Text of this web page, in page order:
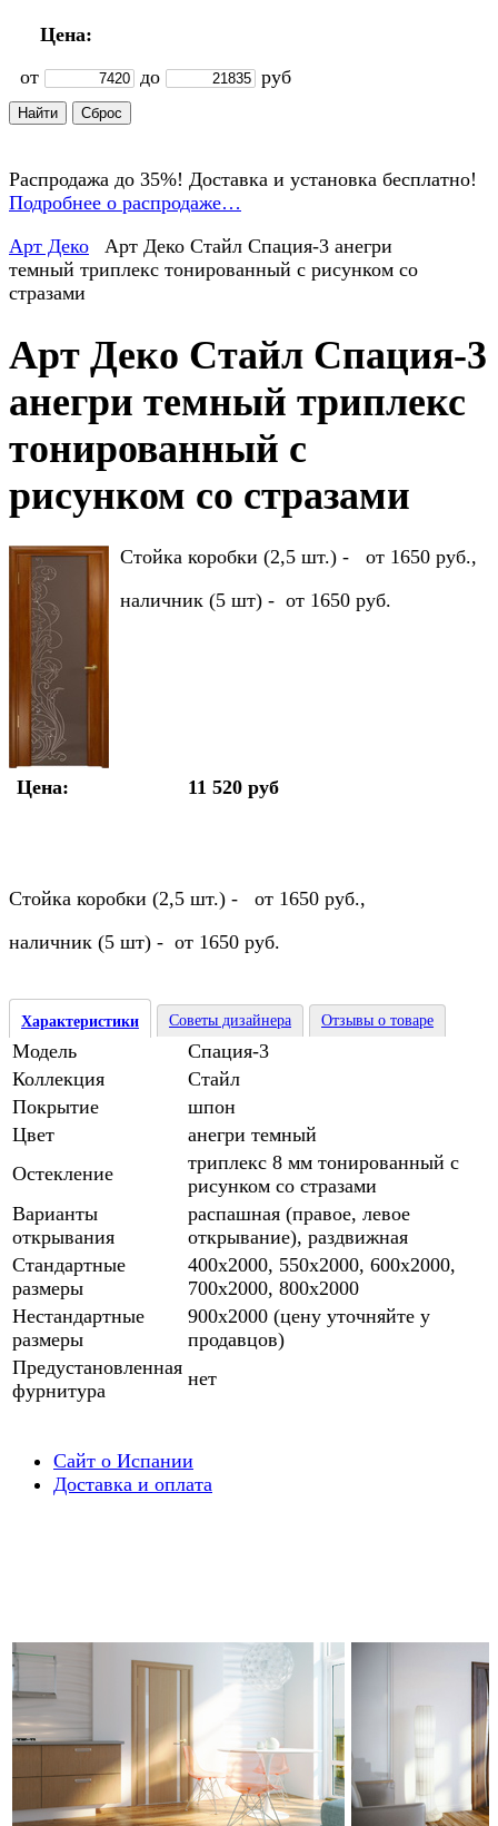
Цена:
от
до руб
Распродажа до 35%! Доставка и установка бесплатно!
Подробнее о распродаже…
Арт Деко
Арт Деко Стайл Спация-3 анегри
темный триплекс тонированный с рисунком cо
стразами
Арт Деко Стайл Спация-3
анегри темный триплекс
тонированный с
рисунком cо стразами
Стойка коробки (2,5 шт.) - от 1650 руб.,
наличник (5 шт) - от 1650 руб.
Цена: 11 520 руб
Стойка коробки (2,5 шт.) - от 1650 руб.,
наличник (5 шт) - от 1650 руб.
Характеристики Советы дизайнера Отзывы о товаре
Модель
Спация-3
Коллекция
Стайл
Покрытие
шпон
Цвет
анегри темный
Остекление
триплекс 8 мм тонированный с
рисунком cо стразами
Варианты
открывания
распашная (правое, левое
открывание), раздвижная
Стандартные
размеры
400х2000, 550х2000, 600х2000,
700х2000, 800х2000
Нестандартные
размеры
900х2000 (цену уточняйте у
продавцов)
Предустановленная
фурнитура
нет
Сайт о Испании
Доставка и оплата